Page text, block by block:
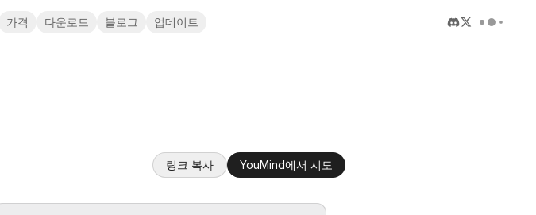
가격 다운로드 블로그 업데이트
링크 복사 YouMind에서 시도